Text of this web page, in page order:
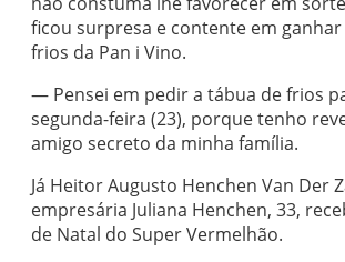
ficou surpresa e contente em
frios da Pan i Vino.
— Pensei em pedir a tábua de frios
segunda-feira (23), porque tenho
amigo secreto da minha família.
Já Heitor Augusto Henchen Van Der
empresária Juliana Henchen, 33,
de Natal do Super Vermelhão.